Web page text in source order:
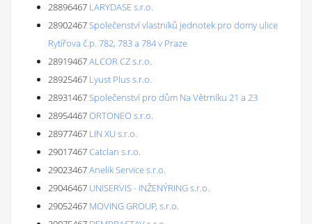
28896467 LARYDASE s.r.o.
28902467Společenství vlastniků jednotek pro domy ulice
Rytířova č.p. 782, 783 a 784 v Praze
28919467ALCOR CZ s.r.o.
28925467 Lyust Plus s.r.o.
28931467Společenství pro dům Na Větrníku 21 a 23
28954467ORTONEO s.r.o.
28977467 LIN XU s.r.o.
29017467Catclan s.r.o.
29023467Anelik Service s.r.o.
29046467 UNISERVIS - INŽENÝRING s.r.o.
29052467 MOVING GROUP, s.r.o.